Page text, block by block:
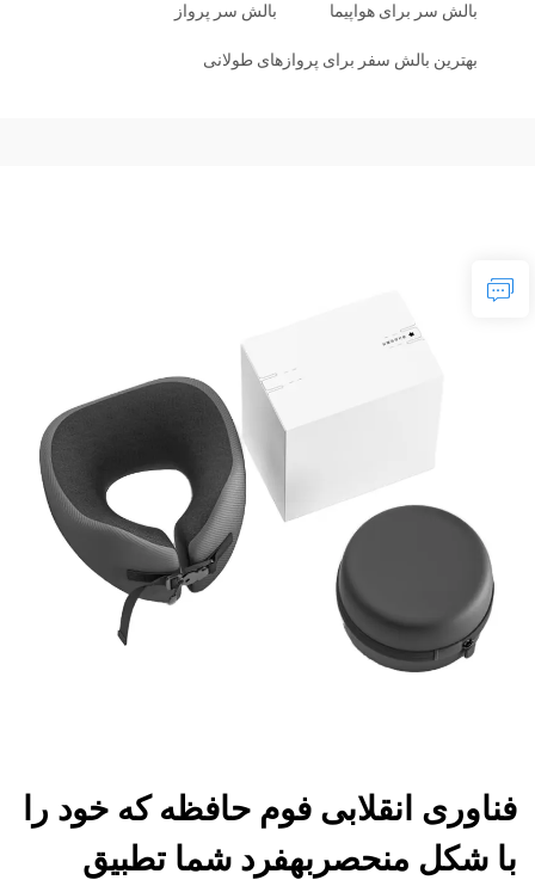
بالش سر برای هواپیما بالش سر پرواز
بهترین بالش سفر برای پروازهای طولانی
فناوری انقلابی فوم حافظه که خود را
با شکل منحصربهفرد شما تطبیق